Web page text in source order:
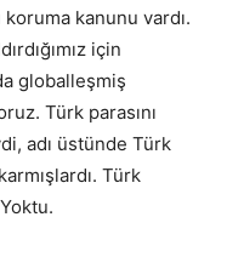
kanunu vardı.
için
globalleşmiş
Türk parasını
adı üstünde Türk
Türk